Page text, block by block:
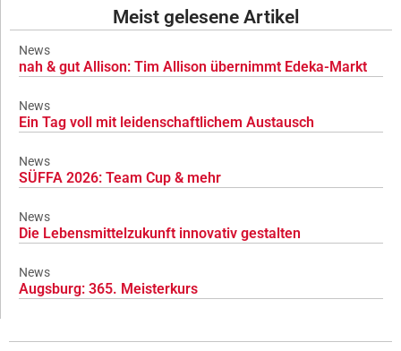
Meist gelesene Artikel
News
nah & gut Allison: Tim Allison übernimmt Edeka-Markt
News
Ein Tag voll mit leidenschaftlichem Austausch
News
SÜFFA 2026: Team Cup & mehr
News
Die Lebensmittelzukunft innovativ gestalten
News
Augsburg: 365. Meisterkurs